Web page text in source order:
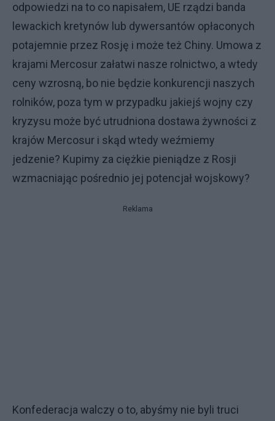
odpowiedzi na to co napisałem, UE rządzi banda
lewackich kretynów lub dywersantów opłaconych
potajemnie przez Rosję i może też Chiny. Umowa z
krajami Mercosur załatwi nasze rolnictwo, a wtedy
ceny wzrosną, bo nie będzie konkurencji naszych
rolników, poza tym w przypadku jakiejś wojny czy
kryzysu może być utrudniona dostawa żywności z
krajów Mercosur i skąd wtedy weźmiemy
jedzenie? Kupimy za ciężkie pieniądze z Rosji
wzmacniając pośrednio jej potencjał wojskowy?
Reklama
Konfederacja walczy o to, abyśmy nie byli truci